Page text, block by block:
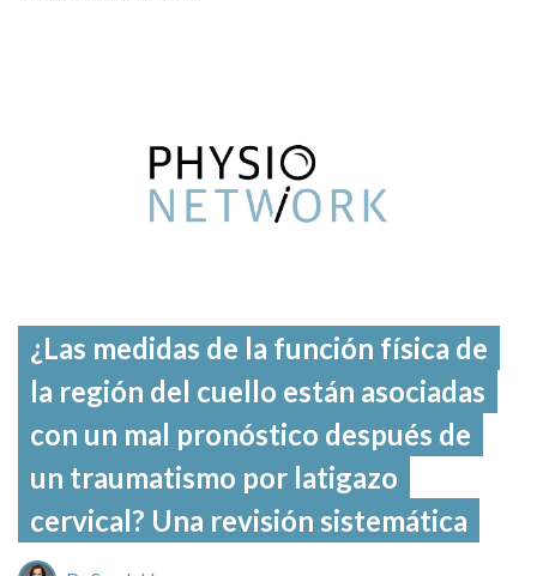
¿Las medidas de la función física de
la región del cuello están asociadas
con un mal pronóstico después de
un traumatismo por latigazo
cervical? Una revisión sistemática